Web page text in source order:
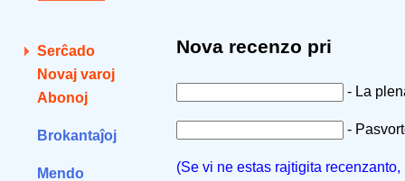
Serĉado
Novaj varoj
Abonoj
Brokantaĵoj
Mendo
Nova recenzo pri
- La
-
(Se vi ne estas rajtigita